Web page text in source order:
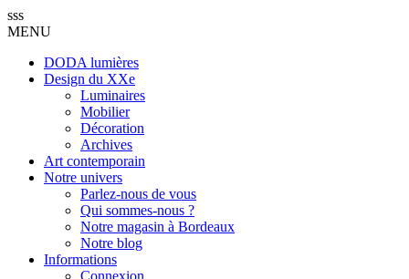
sss
MENU
DODA lumières
Design du XXe
Luminaires
Mobilier
Décoration
Archives
Art contemporain
Notre univers
Parlez-nous de vous
Qui sommes-nous ?
Notre magasin à Bordeaux
Notre blog
Informations
Connexion